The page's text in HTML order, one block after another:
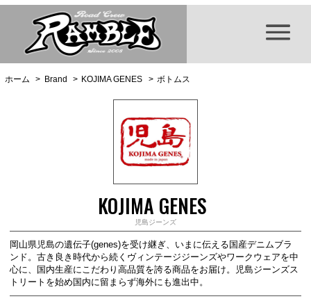
ホーム > Brand > KOJIMA GENES > ボトムス
KOJIMA GENES
児島ジーンズ
岡山県児島の遺伝子(genes)を受け継ぎ、いまに伝える国産デニムブラ
ンド。古き良き時代から続くヴィンテージジーンズやワークウェアを中
心に、国内生産にこだわり高品質を誇る商品をお届け。児島ジーンズス
トリートを始め国内に留まらず海外にも進出中。